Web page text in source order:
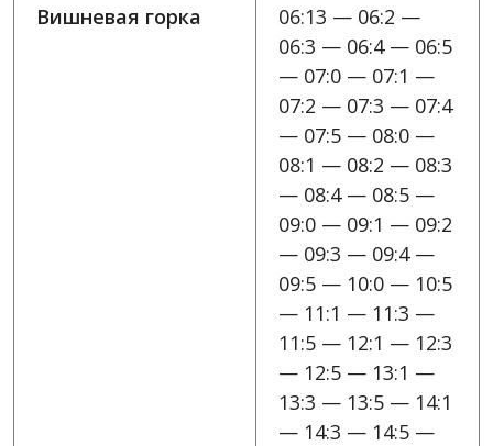
Вишневая горка
06:13 — 06:2 —
06:3 — 06:4 — 06:5
— 07:0 — 07:1 —
07:2 — 07:3 — 07:4
— 07:5 — 08:0 —
08:1 — 08:2 — 08:3
— 08:4 — 08:5 —
09:0 — 09:1 — 09:2
— 09:3 — 09:4 —
09:5 — 10:0 — 10:5
— 11:1 — 11:3 —
11:5 — 12:1 — 12:3
— 12:5 — 13:1 —
13:3 — 13:5 — 14:1
— 14:3 — 14:5 —